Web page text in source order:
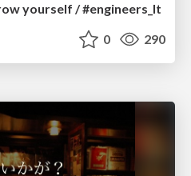
yourself / #engineers_lt
0 290